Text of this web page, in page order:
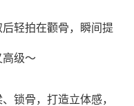
轻拍在颧骨，瞬间提
高级～
锁骨，打造立体感，